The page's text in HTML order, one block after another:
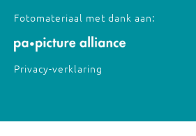
Fotomateriaal met dank aan:
Privacy-verklaring